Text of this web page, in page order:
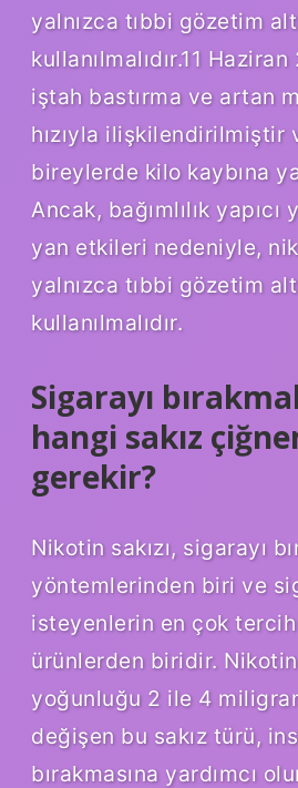
yalnızca tıbbi gözetim
kullanılmalıdır.11
iştah bastırma ve artan
hızıyla ilişkilendirilmiştir
bireylerde kilo kaybına
Ancak, bağımlılık yapıcı
yan etkileri nedeniyle,
yalnızca tıbbi gözetim
kullanılmalıdır.
Sigarayı
hangi sakız
gerekir?
Nikotin sakızı, sigarayı
yöntemlerinden biri ve
isteyenlerin en çok
ürünlerden biridir.
yoğunluğu 2 ile 4
değişen bu sakız türü,
bırakmasına yardımcı